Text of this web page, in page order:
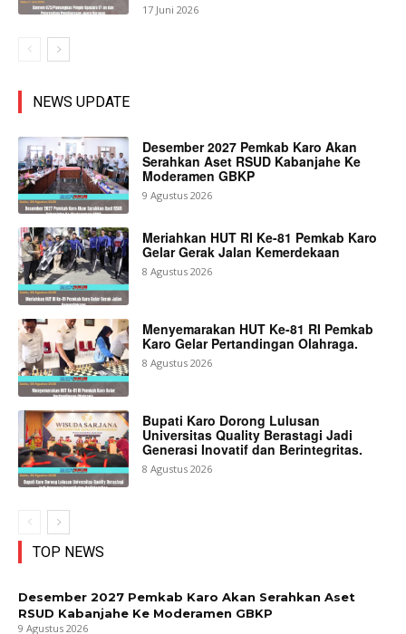
17 Juni 2026
NEWS UPDATE
Desember 2027 Pemkab Karo Akan
Serahkan Aset RSUD Kabanjahe Ke
Moderamen GBKP
9 Agustus 2026
Meriahkan HUT RI Ke-81 Pemkab Karo
Gelar Gerak Jalan Kemerdekaan
8 Agustus 2026
Menyemarakan HUT Ke-81 RI Pemkab
Karo Gelar Pertandingan Olahraga.
8 Agustus 2026
Bupati Karo Dorong Lulusan
Universitas Quality Berastagi Jadi
Generasi Inovatif dan Berintegritas.
8 Agustus 2026
TOP NEWS
Desember 2027 Pemkab Karo Akan Serahkan Aset
RSUD Kabanjahe Ke Moderamen GBKP
9 Agustus 2026